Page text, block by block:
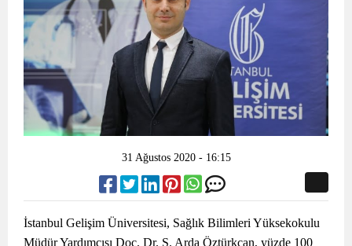
31 Ağustos 2020 - 16:15
İstanbul Gelişim Üniversitesi, Sağlık Bilimleri Yüksekokulu
Müdür Yardımcısı Doç. Dr. S. Arda Öztürkcan, yüzde 100